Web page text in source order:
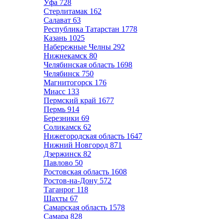
Уфа 728
Стерлитамак 162
Салават 63
Республика Татарстан 1778
Казань 1025
Набережные Челны 292
Нижнекамск 80
Челябинская область 1698
Челябинск 750
Магнитогорск 176
Миасс 133
Пермский край 1677
Пермь 914
Березники 69
Соликамск 62
Нижегородская область 1647
Нижний Новгород 871
Дзержинск 82
Павлово 50
Ростовская область 1608
Ростов-на-Дону 572
Таганрог 118
Шахты 67
Самарская область 1578
Самара 828